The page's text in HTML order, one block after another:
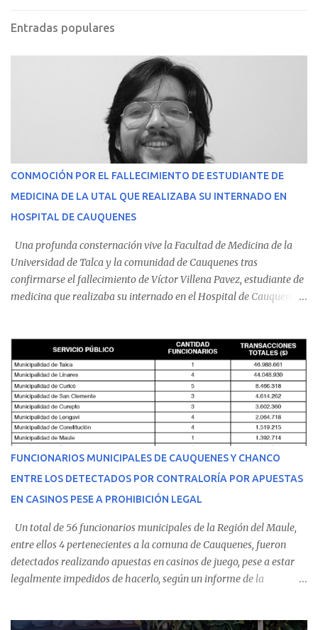
Entradas populares
CONMOCIÓN POR EL FALLECIMIENTO DE ESTUDIANTE DE
MEDICINA DE LA UTAL QUE REALIZABA SU INTERNADO EN
HOSPITAL DE CAUQUENES
Una profunda consternación vive la Facultad de Medicina de la
Universidad de Talca y la comunidad de Cauquenes tras
confirmarse el fallecimiento de Víctor Villena Pavez, estudiante de
medicina que realizaba su internado en el Hospital de Cauquenes.
malestares físicos. Dada la complejidad de su estado de salud, el
equipo médico determinó su traslado de urgencia al Hospital
Regional de Talca y dado la urgencia la ambulancia partió hacia
Talca con escolta de Carabineros. En medio del traslado, el
estudiante de medicina de 25 años, se agravó y pese a los esfuerzos
del personal de emergencia terminó falleciendo, sin alcanzar a
recibir atención especializada en el centro de destino. Apenas se
conoció la gravedad de su condición, sus padres —residentes en
Villarrica— se trasladaron a Cauquenes con la esperanza de una
evolución favorable. No obstante, alrededo...
FUNCIONARIOS MUNICIPALES DE CAUQUENES Y CHANCO
ENTRE LOS DETECTADOS POR CONTRALORÍA POR APUESTAS
EN CASINOS PESE A PROHIBICIÓN LEGAL
Un total de 56 funcionarios municipales de la Región del Maule,
entre ellos 4 pertenecientes a la comuna de Cauquenes, fueron
detectados realizando apuestas en casinos de juego, pese a estar
legalmente impedidos de hacerlo, según un informe de la